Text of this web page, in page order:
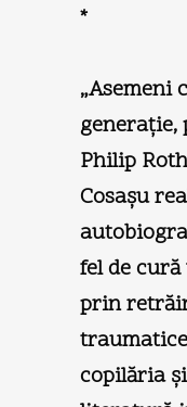
*
„Asemeni
Philip
Cosaşu
fel de
prin
copilăria